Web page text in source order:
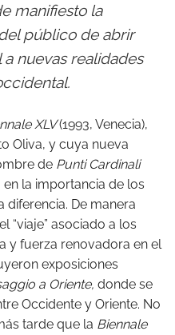
manifiesto la
público de abrir
nuevas realidades
XLV(1993, Venecia),
Oliva, y cuya nueva
de Punti Cardinali
en la importancia de los
diferencia. De manera
“viaje” asociado a los
y fuerza renovadora en el
exposiciones
a Oriente, donde se
Occidente y Oriente. No
tarde que la Biennale